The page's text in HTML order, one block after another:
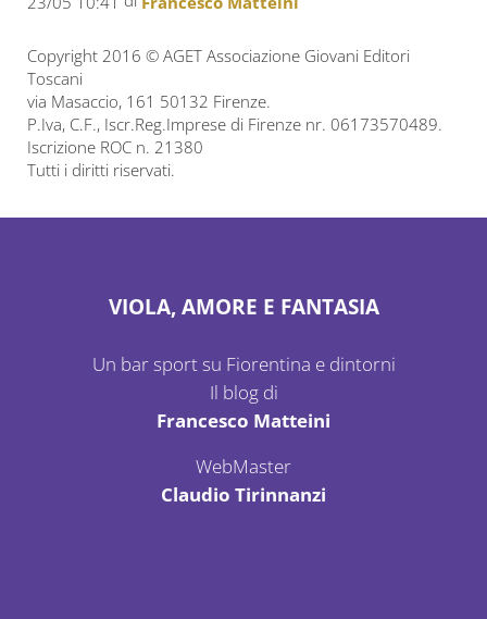
Copyright 2016 © AGET Associazione Giovani Editori
Toscani
via Masaccio, 161 50132 Firenze.
P.Iva, C.F., Iscr.Reg.Imprese di Firenze nr. 06173570489.
Iscrizione ROC n. 21380
Tutti i diritti riservati.
VIOLA, AMORE E FANTASIA
Un bar sport su Fiorentina e dintorni
Il blog di
Francesco Matteini
WebMaster
Claudio Tirinnanzi